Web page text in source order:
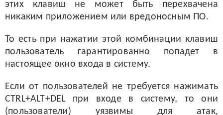
этих клавиш не может быть перехвачена
никаким приложением или вредоносным ПО.
То есть при нажатии этой комбинации клавиш
пользователь гарантированно попадет в
настоящее окно входа в систему.
Если от пользователей не требуется нажимать
CTRL+ALT+DEL при входе в систему, то они
(пользователи) уязвимы для атак,